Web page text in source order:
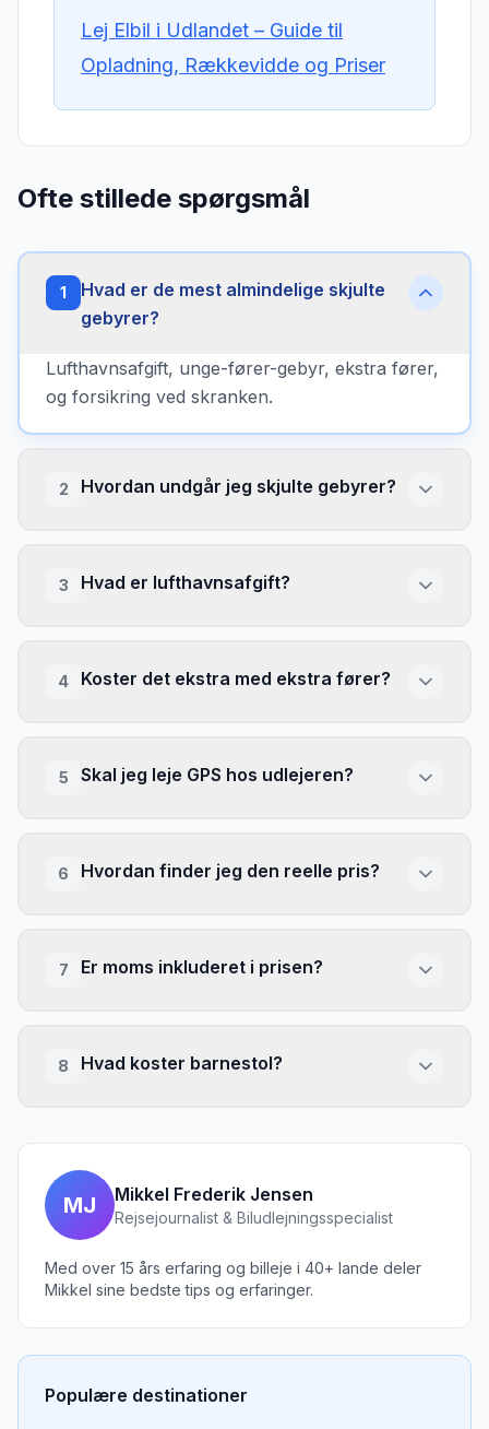
Lej Elbil i Udlandet – Guide til
Opladning, Rækkevidde og Priser
Ofte stillede spørgsmål
1
Hvad er de mest almindelige skjulte
gebyrer?
Lufthavnsafgift, unge-fører-gebyr, ekstra fører,
og forsikring ved skranken.
2 Hvordan undgår jeg skjulte gebyrer?
3 Hvad er lufthavnsafgift?
4 Koster det ekstra med ekstra fører?
5 Skal jeg leje GPS hos udlejeren?
6 Hvordan finder jeg den reelle pris?
7 Er moms inkluderet i prisen?
8 Hvad koster barnestol?
MJ Mikkel Frederik Jensen
Rejsejournalist & Biludlejningsspecialist
Med over 15 års erfaring og billeje i 40+ lande deler
Mikkel sine bedste tips og erfaringer.
Populære destinationer